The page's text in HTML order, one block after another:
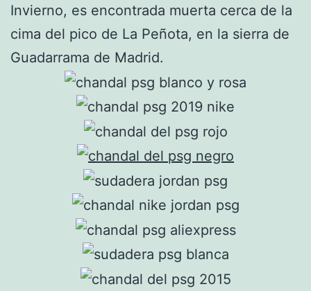
Invierno, es encontrada muerta cerca de la
cima del pico de La Peñota, en la sierra de
Guadarrama de Madrid.